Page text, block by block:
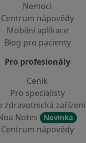
Nemoci
Centrum nápovědy
Mobilní aplikace
Blog pro pacienty
Pro profesionály
Ceník
Pro specialisty
zdravotnická zařízení
Notes
Novinka
Centrum nápovědy